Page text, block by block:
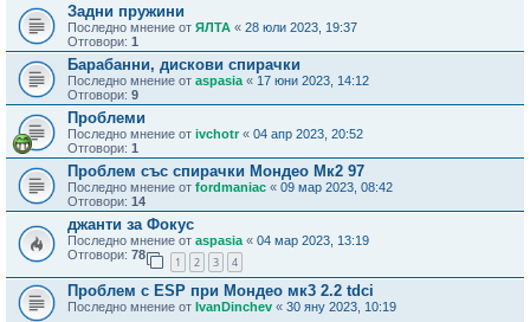
Задни пружини
Последно мнение от ЯЛТА « 28 юли 2023, 19:37
Отговори: 1
Барабанни, дискови спирачки
Последно мнение от aspasia « 17 юни 2023, 14:12
Отговори: 9
Проблеми
Последно мнение от ivchotr« 04 апр 2023, 20:52
Отговори: 1
Проблем със спирачки Мондео Мк2 97
Последно мнение от fordmaniac « 09 мар 2023, 08:42
Отговори: 14
джанти за Фокус
Последно мнение от aspasia « 04 мар 2023, 13:19
Отговори: 78
1 2 3 4
Проблем с ESP при Мондео мк3 2.2 tdci
Последно мнение от IvanDinchev « 30 яну 2023, 10:19